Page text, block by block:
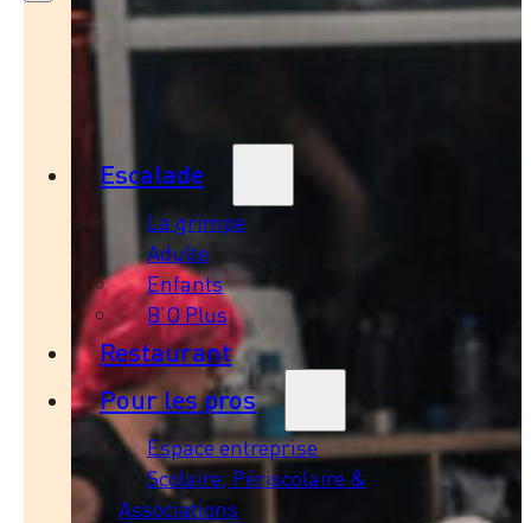
Escalade
La grimpe
Adulte
Enfants
B’O Plus
Restaurant
Pour les pros
Espace entreprise
Scolaire, Périscolaire &
Associations